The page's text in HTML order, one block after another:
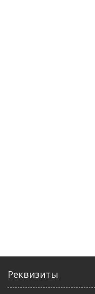
Реквизиты